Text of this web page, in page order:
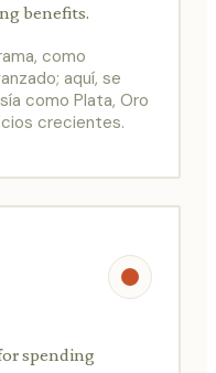
benefits.
como
aquí, se
como Plata, Oro
crecientes.
spending